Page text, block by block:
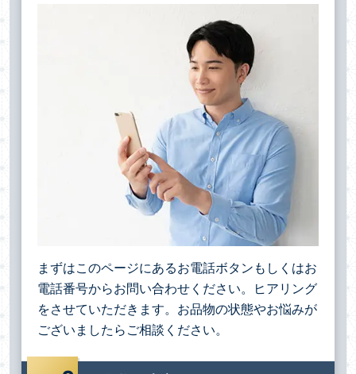
まずはこのページにあるお電話ボタンもしくはお
電話番号からお問い合わせください。ヒアリング
をさせていただきます。お品物の状態やお悩みが
ございましたらご相談ください。